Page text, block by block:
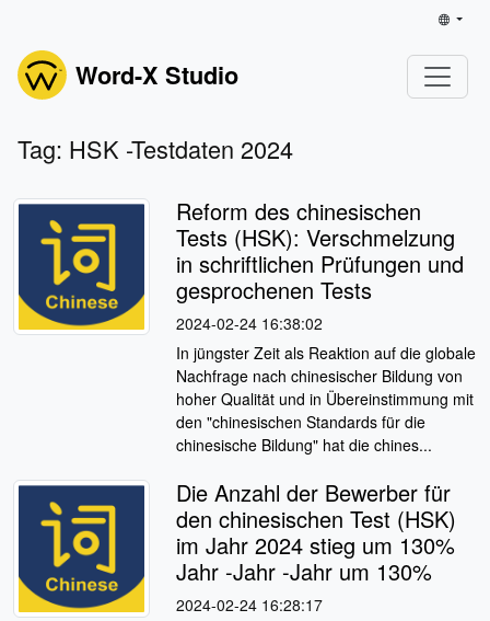
Word-X Studio
Tag: HSK -Testdaten 2024
Reform des chinesischen
Tests (HSK): Verschmelzung
in schriftlichen Prüfungen und
gesprochenen Tests
2024-02-24 16:38:02
In jüngster Zeit als Reaktion auf die globale
Nachfrage nach chinesischer Bildung von
hoher Qualität und in Übereinstimmung mit
den "chinesischen Standards für die
chinesische Bildung" hat die chines...
Die Anzahl der Bewerber für
den chinesischen Test (HSK)
im Jahr 2024 stieg um 130%
Jahr -Jahr -Jahr um 130%
2024-02-24 16:28:17